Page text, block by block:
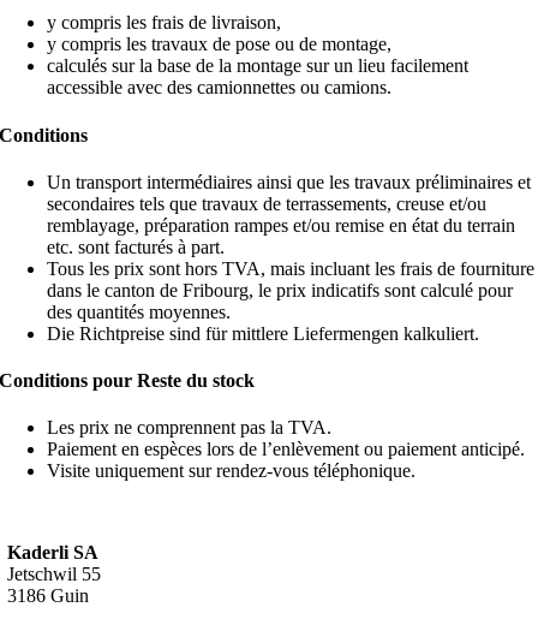
y compris les frais de livraison,
y compris les travaux de pose ou de montage,
calculés sur la base de la montage sur un lieu facilement
accessible avec des camionnettes ou camions.
Conditions
Un transport intermédiaires ainsi que les travaux préliminaires et
secondaires tels que travaux de terrassements, creuse et/ou
remblayage, préparation rampes et/ou remise en état du terrain
etc. sont facturés à part.
Tous les prix sont hors TVA, mais incluant les frais de fourniture
dans le canton de Fribourg, le prix indicatifs sont calculé pour
des quantités moyennes.
Die Richtpreise sind für mittlere Liefermengen kalkuliert.
Conditions pour Reste du stock
Les prix ne comprennent pas la TVA.
Paiement en espèces lors de l’enlèvement ou paiement anticipé.
Visite uniquement sur rendez-vous téléphonique.
Kaderli SA
Jetschwil 55
3186 Guin